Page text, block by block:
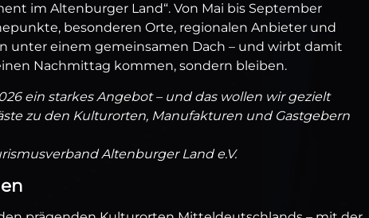
im Altenburger Land“. Von Mai bis September
besonderen Orte, regionalen Anbieter und
unter einem gemeinsamen Dach – und wirbt damit
Nachmittag kommen, sondern bleiben.
ein starkes Angebot – und das wollen wir gezielt
zu den Kulturorten, Manufakturen und Gastgebern
Altenburger Land e.V.